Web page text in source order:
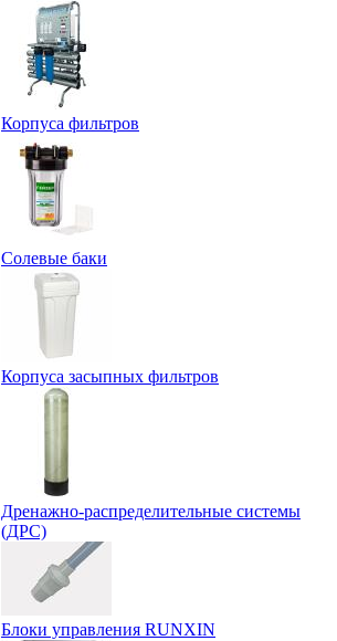
Корпуса фильтров
Солевые баки
Корпуса засыпных фильтров
Дренажно-распределительные системы
(ДРС)
Блоки управления RUNXIN